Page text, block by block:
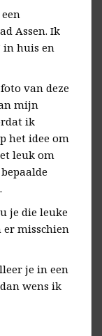
Assen. Ik
in huis en
van deze
mijn
ik
het idee om
leuk om
je die leuke
misschien
je in een
wens ik